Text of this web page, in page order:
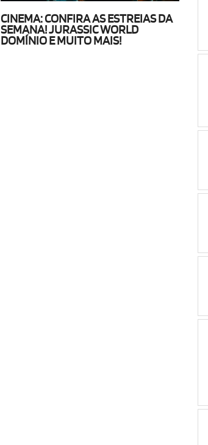
CINEMA: CONFIRA AS ESTREIAS DA
SEMANA! JURASSIC WORLD
DOMÍNIO E MUITO MAIS!